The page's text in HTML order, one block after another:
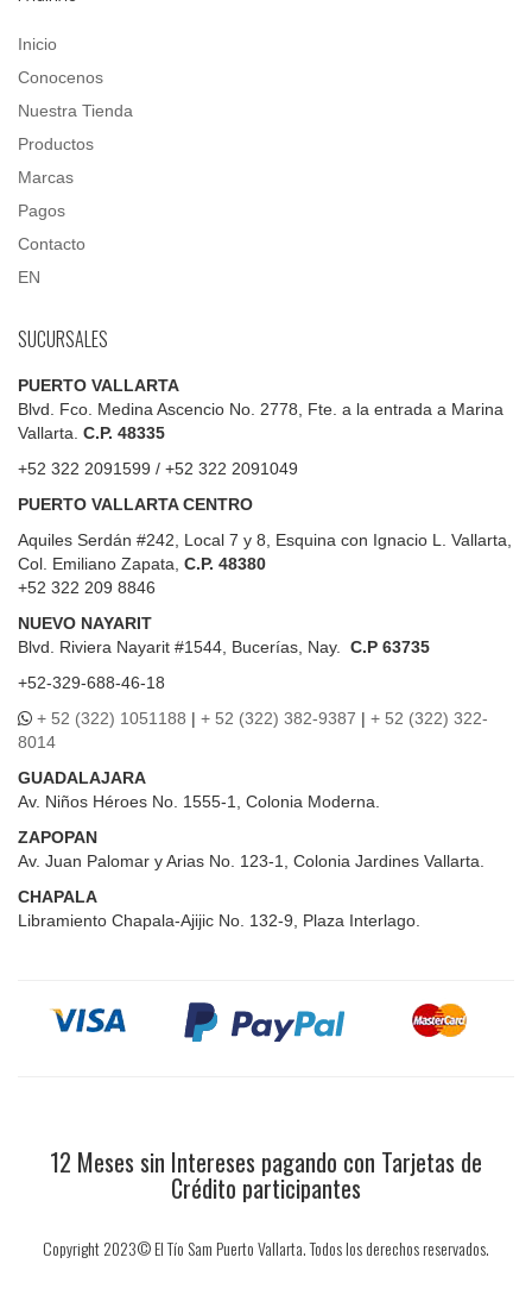
Inicio
Conocenos
Nuestra Tienda
Productos
Marcas
Pagos
Contacto
EN
SUCURSALES
PUERTO VALLARTA
Blvd. Fco. Medina Ascencio No. 2778, Fte. a la entrada a Marina
Vallarta. C.P. 48335
+52 322 2091599 / +52 322 2091049
PUERTO VALLARTA CENTRO
Aquiles Serdán #242, Local 7 y 8, Esquina con Ignacio L. Vallarta,
Col. Emiliano Zapata, C.P. 48380
+52 322 209 8846
NUEVO NAYARIT
Blvd. Riviera Nayarit #1544, Bucerías, Nay. C.P 63735
+52-329-688-46-18
+ 52 (322) 1051188 | + 52 (322) 382-9387 | + 52 (322) 322-
8014
GUADALAJARA
Av. Niños Héroes No. 1555-1, Colonia Moderna.
ZAPOPAN
Av. Juan Palomar y Arias No. 123-1, Colonia Jardines Vallarta.
CHAPALA
Libramiento Chapala-Ajijic No. 132-9, Plaza Interlago.
12 Meses sin Intereses pagando con Tarjetas de
Crédito participantes
Copyright 2023© El Tío Sam Puerto Vallarta. Todos los derechos reservados.